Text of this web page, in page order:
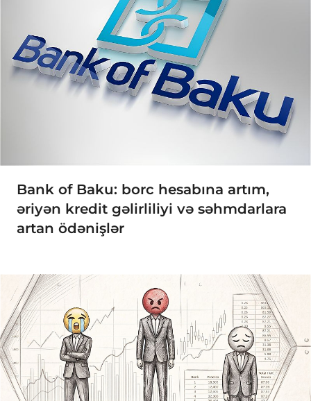
Bank of Baku: borc hesabına artım,
əriyən kredit gəlirliliyi və səhmdarlara
artan ödənişlər